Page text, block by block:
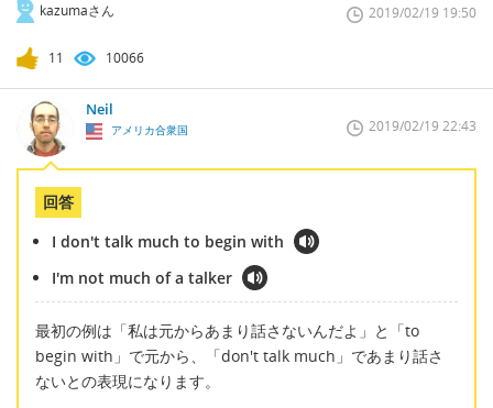
kazumaさん 2019/02/19 19:50
11 10066
Neil
アメリカ合衆国 2019/02/19 22:43
回答
I don't talk much to begin with
I'm not much of a talker
最初の例は「私は元からあまり話さないんだよ」と「to
begin with」で元から、「don't talk much」であまり話さ
ないとの表現になります。